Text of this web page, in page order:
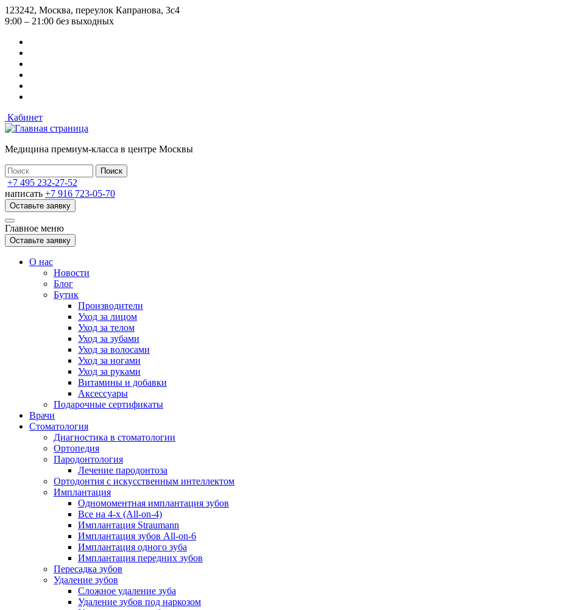
Перейти
к
содержанию
123242, Москва, переулок Капранова, 3с4
9:00 – 21:00 без выходных
Кабинет
Медицина премиум-класса в центре Москвы
+7 495 232-27-52
написать +7 916 723-05-70
Оставьте заявку
Главное меню
Оставьте заявку
О нас
Новости
Блог
Бутик
Производители
Уход за лицом
Уход за телом
Уход за зубами
Уход за волосами
Уход за ногами
Уход за руками
Витамины и добавки
Аксессуары
Подарочные сертификаты
Врачи
Стоматология
Диагностика в стоматологии
Ортопедия
Пародонтология
Лечение пародонтоза
Ортодонтия с искусственным интеллектом
Имплантация
Одномоментная имплантация зубов
Все на 4-х (All-on-4)
Имплантация Straumann
Имплантация зубов All-on-6
Имплантация одного зуба
Имплантация передних зубов
Пересадка зубов
Удаление зубов
Сложное удаление зуба
Удаление зубов под наркозом